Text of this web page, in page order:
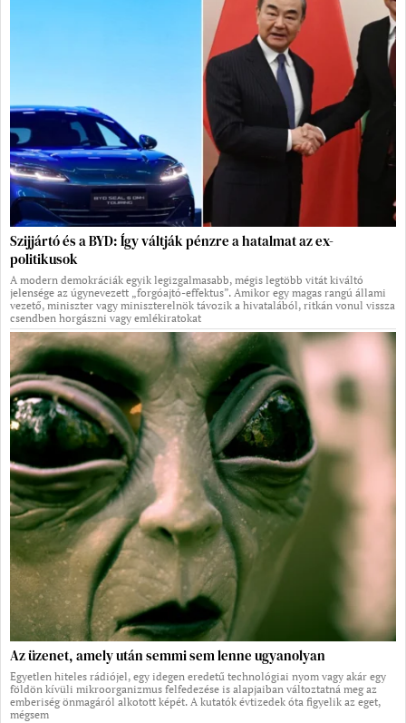
Szijjártó és a BYD: Így váltják pénzre a hatalmat az ex-
politikusok
A modern demokráciák egyik legizgalmasabb, mégis legtöbb vitát kiváltó
jelensége az úgynevezett „forgóajtó-effektus”. Amikor egy magas rangú állami
vezető, miniszter vagy miniszterelnök távozik a hivatalából, ritkán vonul vissza
csendben horgászni vagy emlékiratokat
Az üzenet, amely után semmi sem lenne ugyanolyan
Egyetlen hiteles rádiójel, egy idegen eredetű technológiai nyom vagy akár egy
földön kívüli mikroorganizmus felfedezése is alapjaiban változtatná meg az
emberiség önmagáról alkotott képét. A kutatók évtizedek óta figyelik az eget,
mégsem